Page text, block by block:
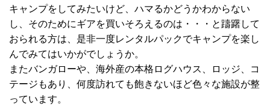
キャンプをしてみたいけど、ハマるかどうかわからない
し、そのためにギアを買いそろえるのは・・・と躊躇して
おられる方は、是非一度レンタルパックでキャンプを楽し
んでみてはいかがでしょうか。
またバンガローや、海外産の本格ログハウス、ロッジ、コ
テージもあり、何度訪れても飽きないほど色々な施設が整
っています。